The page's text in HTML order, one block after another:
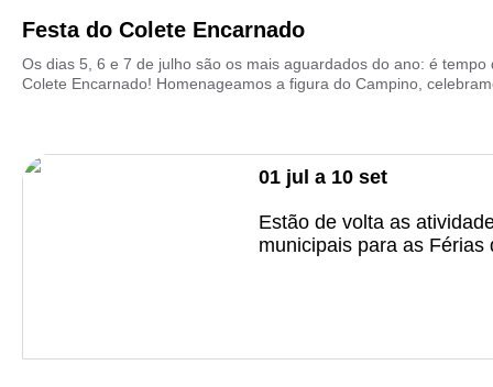
Festa do Colete Encarnado
Os dias 5, 6 e 7 de julho são os mais aguardados do ano: é tempo
Colete Encarnado! Homenageamos a figura do Campino,
01 jul a 10 set
Estão de volta as
municipais para as Férias